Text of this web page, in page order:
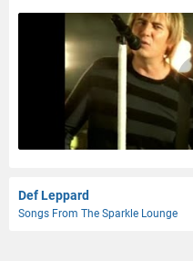
B2. Gravity
B4. Girl Like You
B5. Let Me Be The One
B6. Scar
Def Leppard
Songs From The Sparkle Lounge